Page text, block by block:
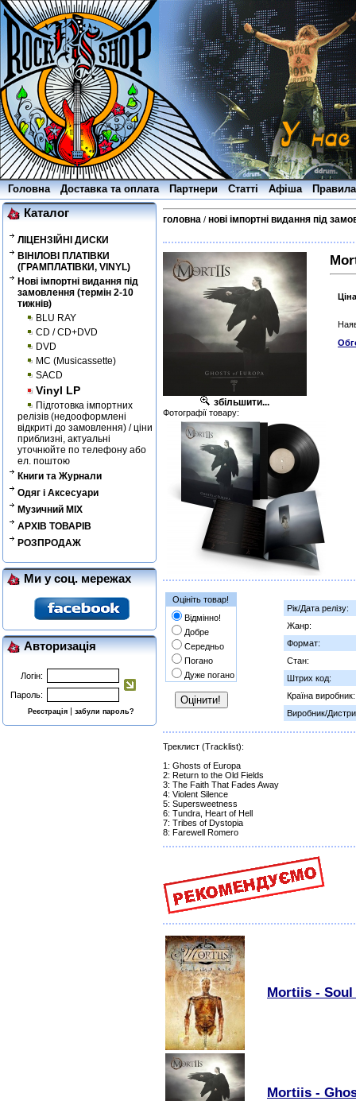
Головна Доставка та оплата Партнери Статті Афіша
Каталог
ЛІЦЕНЗІЙНІ ДИСКИ
ВІНІЛОВІ ПЛАТІВКИ
(ГРАМПЛАТІВКИ, VINYL)
Нові імпортні видання під
замовлення (термін 2-10
тижнів)
BLU RAY
CD / CD+DVD
DVD
MC (Musicassette)
SACD
Vinyl LP
Підготовка імпортних
релізів (недооформлені
відкриті до замовлення) / ціни
приблизні, актуальні
уточнюйте по телефону або
ел. поштою
Книги та Журнали
Одяг і Аксесуари
Музичний MIX
АРХІВ ТОВАРІВ
РОЗПРОДАЖ
Ми у соц. мережах
Авторизація
Логін:
Пароль:
Реєстрація |забули пароль?
головна / нові імпортні видання під
збільшити...
Фотографії товару:
Оцініть товар!
Відмінно!
Добре
Середньо
Погано
Дуже погано
Рік/Дата релізу:
Жанр:
Формат:
Стан:
Штрих код:
Країна виробник:
Виробник/
Треклист (Tracklist):
1: Ghosts of Europa
2: Return to the Old Fields
3: The Faith That Fades Away
4: Violent Silence
5: Supersweetness
6: Tundra, Heart of Hell
7: Tribes of Dystopia
8: Farewell Romero
Mortiis - Soul
Mortiis -